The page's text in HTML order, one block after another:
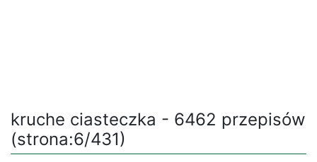
kruche ciasteczka - 6462 przepisów
(strona:6/431)